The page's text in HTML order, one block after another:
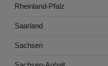
Rheinland-Pfalz
Saarland
Sachsen